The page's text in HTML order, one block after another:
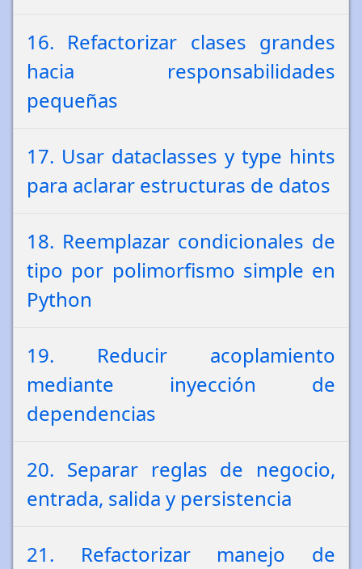
16. Refactorizar clases grandes
hacia responsabilidades
pequeñas
17. Usar dataclasses y type hints
para aclarar estructuras de datos
18. Reemplazar condicionales de
tipo por polimorfismo simple en
Python
19. Reducir acoplamiento
mediante inyección de
dependencias
20. Separar reglas de negocio,
entrada, salida y persistencia
21. Refactorizar manejo de